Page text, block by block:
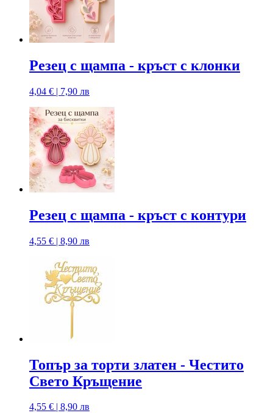
Резец с щампа - кръст с клонки
4,04 € | 7,90 лв
Резец с щампa - кръст с контури
4,55 € | 8,90 лв
Топър за торти златен - Честито
Свето Кръщение
4,55 € | 8,90 лв